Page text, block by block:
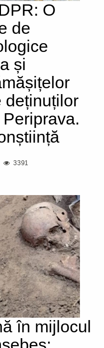
O
de
și
deținuților
3391
în mijlocul